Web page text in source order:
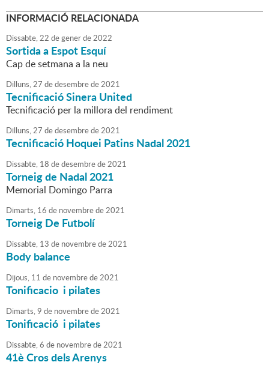
INFORMACIÓ RELACIONADA
Dissabte,22 degenerde2022
Sortida a Espot Esquí
Cap de setmana a la neu
Dilluns,27 dedesembrede2021
Tecnificació Sinera United
Tecnificació per la millora del rendiment
Dilluns,27 dedesembrede2021
Tecnificació Hoquei Patins Nadal 2021
Dissabte, 18 dedesembrede2021
Torneig de Nadal 2021
Memorial Domingo Parra
Dimarts, 16 de novembrede2021
Torneig De Futbolí
Dissabte, 13 de novembrede2021
Body balance
Dijous, 11 de novembrede2021
Tonificacio i pilates
Dimarts,9 de novembrede2021
Tonificació i pilates
Dissabte,6 de novembrede2021
41è Cros dels Arenys